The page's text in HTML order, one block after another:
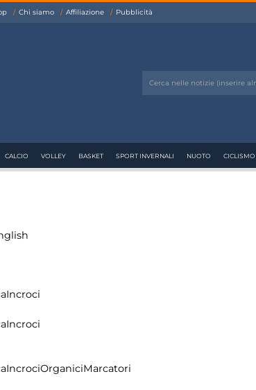
Chi siamo Affiliazione Pubblicità
CALCIO VOLLEY BASKET SPORT INVERNALI NUOTO CICLISMO
Incroci
Incroci
IncrociOrganiciMarcatori